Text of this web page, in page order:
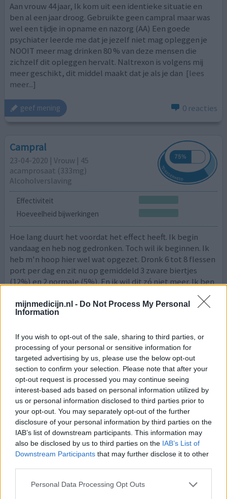
mijnmedicijn.nl - Do Not Process My Personal
Information
If you wish to opt-out of the sale, sharing to third parties, or
processing of your personal or sensitive information for
targeted advertising by us, please use the below opt-out
section to confirm your selection. Please note that after your
opt-out request is processed you may continue seeing
interest-based ads based on personal information utilized by
us or personal information disclosed to third parties prior to
your opt-out. You may separately opt-out of the further
disclosure of your personal information by third parties on the
IAB’s list of downstream participants. This information may
also be disclosed by us to third parties on the IAB’s List of
Downstream Participants that may further disclose it to other
Personal Data Processing Opt Outs
Aan vrouw 44 jaar, Ik kom uit een identieke situatie en
ben al een jaar droog. Gebruikte geen campral maar was
wel een tijdje in opname en nazorg (AA) Een goede
psychiater leerde me dat je jezelf niet mag opleggen je
NOOIT meer mag drinken 80 % van deze mensen die
zichzelf dit opleggen hervalt. Naltrexon is volgens mij
meer geschikt, dit middel maakt dat je als je dan [lees
meer...]
geef mening 0 reacties
Campral
23-04-2020 | Vrouw | 45
acamprosaat (333mg)
Alcoholverslaving
Effectiviteit
Hoeveelheid bijwerkingen
Hoe lang duurt het voordat het effect heeft. Ik begin
vandaag en heb nog gedronken. Toch wil ik beginnen. Ik
heb m'n hoop hier wel wat opgezet. Dronk 6 tot 8 flessen
port per dag en zit nu op gemiddeld 3 zware biertjes
(12%) en 2 normale (5%). En ik wil dit zó niet meer. Ik ben
er zo klaar mee om blij te zijn dat ik toch nog een half
biertje heb in de ochtend of om 08:01 v[lees meer...]
Campral
27-01-2020 | Vrouw | 57
acamprosaat (333mg)
Alcoholverslaving
Effectiviteit
Hoeveelheid bijwerkingen
Vanaf dag 1 totaal niks meer gedronken. Ben trots op
mezelf. Succes allemaal
0 reacties